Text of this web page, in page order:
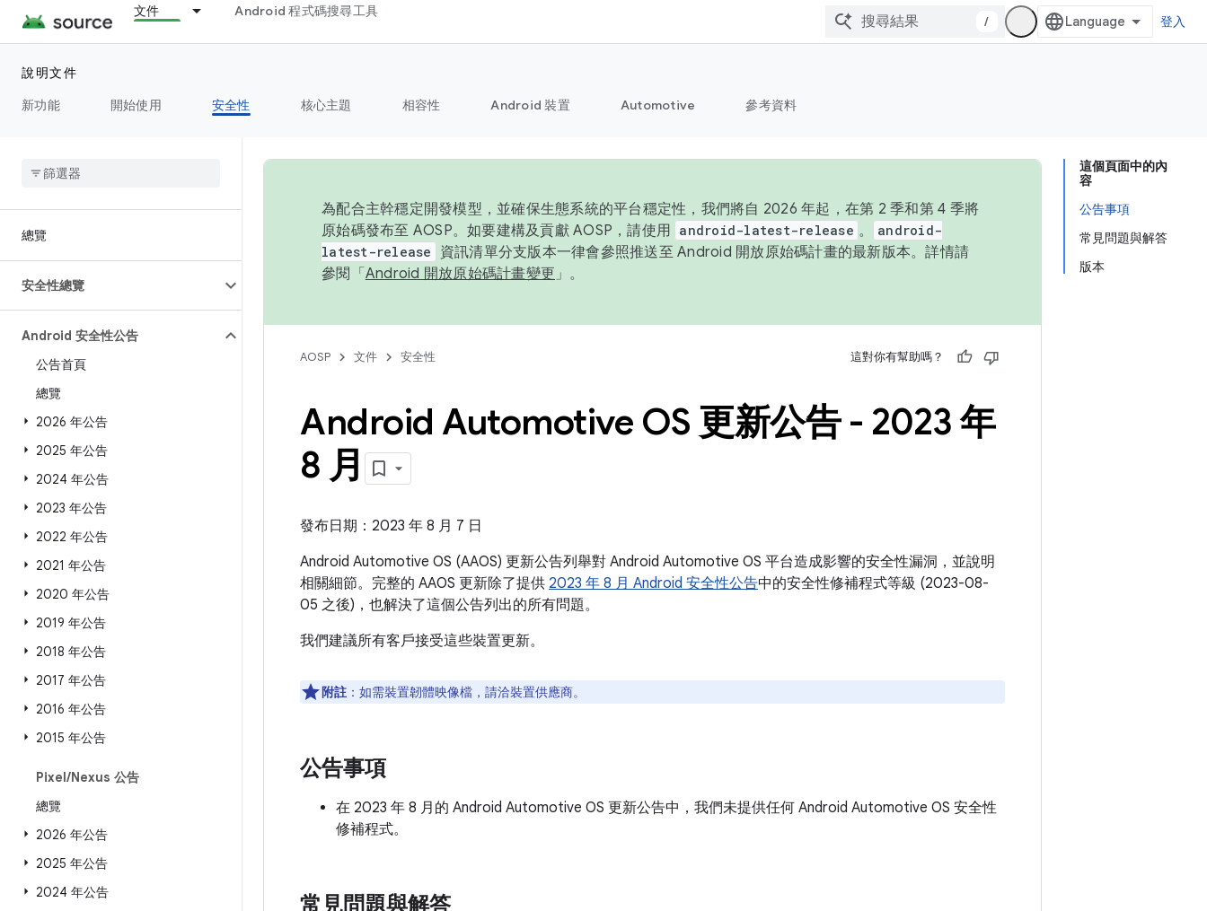
文件 Android 程式碼搜尋工具
/ 登入
說明文件
新功能
開始使用 安全性 核心主題 相容性 Android 裝置 Automotive 參考資料
總覽
安全性總覽
Android 安全性公告
公告首頁
總覽
2026 年公告
2025 年公告
2024 年公告
2023 年公告
2022 年公告
2021 年公告
2020 年公告
2019 年公告
2018 年公告
2017 年公告
2016 年公告
2015 年公告
Pixel/Nexus 公告
總覽
2026 年公告
2025 年公告
2024 年公告
這個頁面中的內
容
公告事項
常見問題與解答
版本
為配合主幹穩定開發模型，並確保生態系統的平台穩定性，我們將自 2026 年起，在第 2 季和第 4 季將
原始碼發布至 AOSP。如要建構及貢獻 AOSP，請使用 android-latest-release 。
android-
latest-release
資訊清單分支版本一律會參照推送至 Android 開放原始碼計畫的最新版本。詳情請
參閱「 Android 開放原始碼計畫變更 」。
AOSP 文件 安全性 這對你有幫助嗎？
Android Automotive OS 更新公告 - 2023 年
8 月
發布日期：2023 年 8 月 7 日
Android Automotive OS (AAOS) 更新公告列舉對 Android Automotive OS 平台造成影響的安全性漏洞，並說明
相關細節。完整的 AAOS 更新除了提供 2023 年 8 月 Android 安全性公告中的安全性修補程式等級 (2023-08-
05 之後)，也解決了這個公告列出的所有問題。
我們建議所有客戶接受這些裝置更新。
附註 ：如需裝置韌體映像檔，請洽裝置供應商。
公告事項
在 2023 年 8 月的 Android Automotive OS 更新公告中，我們未提供任何 Android Automotive OS 安全性
修補程式。
常見問題與解答